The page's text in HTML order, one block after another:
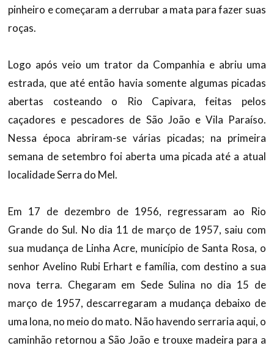
pinheiro e começaram a derrubar a mata para fazer suas
roças.
Logo após veio um trator da Companhia e abriu uma
estrada, que até então havia somente algumas picadas
abertas costeando o Rio Capivara, feitas pelos
caçadores e pescadores de São João e Vila Paraíso.
Nessa época abriram-se várias picadas; na primeira
semana de setembro foi aberta uma picada até a atual
localidade Serra do Mel.
Em 17 de dezembro de 1956, regressaram ao Rio
Grande do Sul. No dia 11 de março de 1957, saiu com
sua mudança de Linha Acre, município de Santa Rosa, o
senhor Avelino Rubi Erhart e família, com destino a sua
nova terra. Chegaram em Sede Sulina no dia 15 de
março de 1957, descarregaram a mudança debaixo de
uma lona, no meio do mato. Não havendo serraria aqui, o
caminhão retornou a São João e trouxe madeira para a